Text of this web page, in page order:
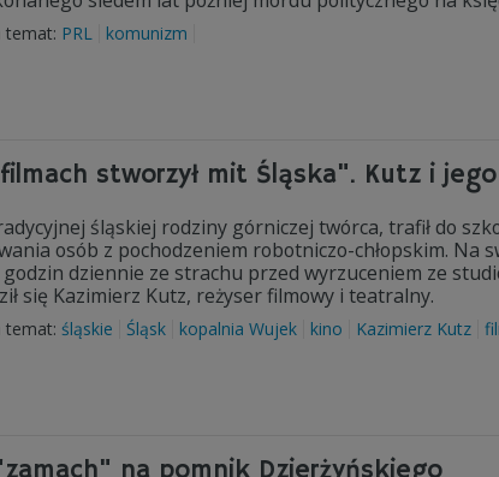
temat: PRL komunizm
stworzył mit Śląska". Kutz i
śląskiej rodziny górniczej twórca, trafił do
osób z pochodzeniem robotniczo-chłopskim. Na
godzin dziennie ze strachu przed wyrzuceniem ze
się Kazimierz Kutz, reżyser filmowy i teatralny.
temat: śląskie Śląsk kopalnia Wujek kino Kazimierz Kutz